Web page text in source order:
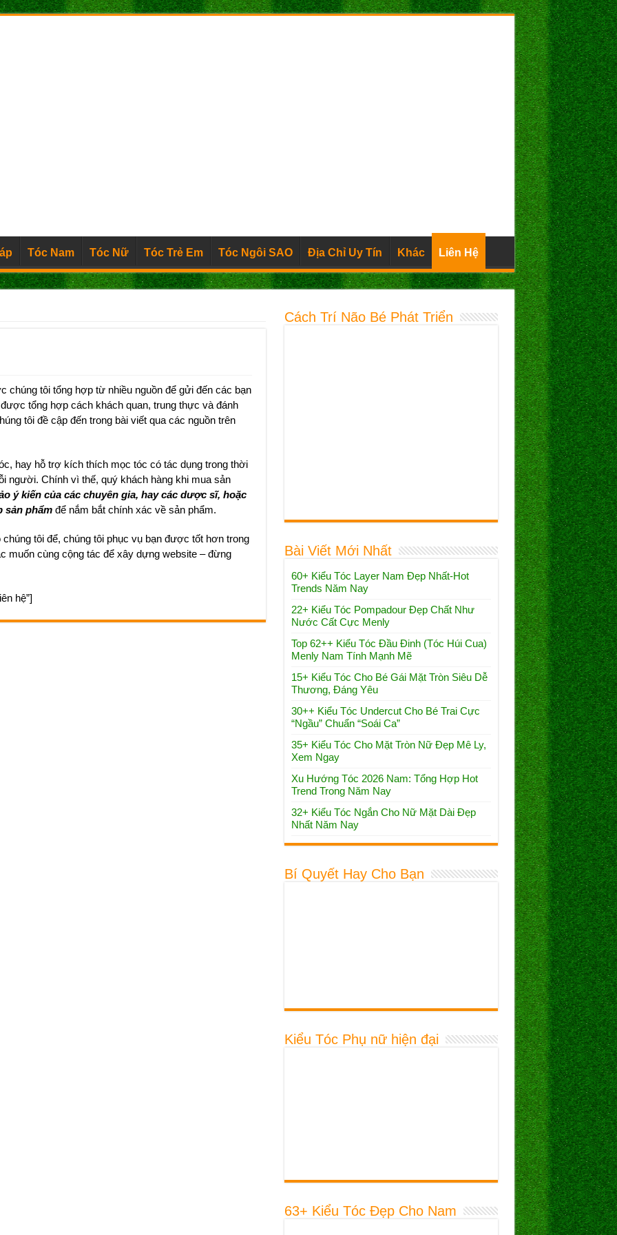
Tóc Nam Tóc Nữ Tóc Trẻ Em Tóc Ngôi SAO Địa Chỉ Uy Tín Khác Liên Hệ
chúng tôi tổng hợp từ nhiều nguồn để gửi đến các bạn
tổng hợp cách khách quan, trung thực và đánh
tôi đề cập đến trong bài viết qua các nguồn trên
hay hỗ trợ kích thích mọc tóc có tác dụng trong thời
người. Chính vì thế, quý khách hàng khi mua sản
ý kiến của các chuyên gia, hay các dược sĩ, hoặc
sản phẩmđể nắm bắt chính xác về sản phẩm.
tôi để, chúng tôi phục vụ bạn được tốt hơn trong
muốn cùng cộng tác để xây dựng website – đừng
hệ”]
Cách Trí Não Bé Phát Triển
Bài Viết Mới Nhất
60+ Kiểu Tóc Layer Nam Đẹp Nhất-Hot
Trends Năm Nay
22+ Kiểu Tóc Pompadour Đẹp Chất Như
Nước Cất Cực Menly
Top 62++ Kiểu Tóc Đầu Đinh (Tóc Húi Cua)
Menly Nam Tính Mạnh Mẽ
15+ Kiểu Tóc Cho Bé Gái Mặt Tròn Siêu Dễ
Thương, Đáng Yêu
30++ Kiểu Tóc Undercut Cho Bé Trai Cực
“Ngầu” Chuẩn “Soái Ca”
35+ Kiểu Tóc Cho Mặt Tròn Nữ Đẹp Mê Ly,
Xem Ngay
Xu Hướng Tóc 2026 Nam: Tổng Hợp Hot
Trend Trong Năm Nay
32+ Kiểu Tóc Ngắn Cho Nữ Mặt Dài Đẹp
Nhất Năm Nay
Bí Quyết Hay Cho Bạn
Kiểu Tóc Phụ nữ hiện đại
63+ Kiểu Tóc Đẹp Cho Nam